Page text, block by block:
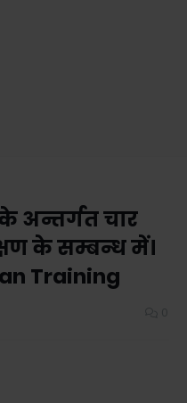
अन्तर्गत चार
के सम्बन्ध में।
Training